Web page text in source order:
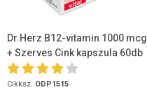
Dr.Herz B12-vitamin 1000 mcg
+ Szerves Cink kapszula 60db
Cikksz. ODP1515